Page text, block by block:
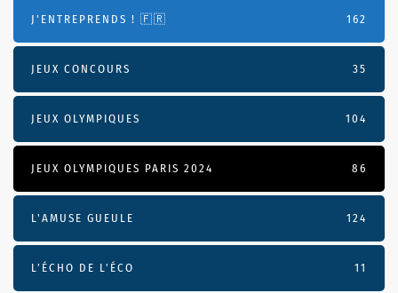
J'ENTREPRENDS ! 🇫🇷 162
JEUX CONCOURS 35
JEUX OLYMPIQUES 104
JEUX OLYMPIQUES PARIS 2024 86
L'AMUSE GUEULE 124
L’ÉCHO DE L’ÉCO 11